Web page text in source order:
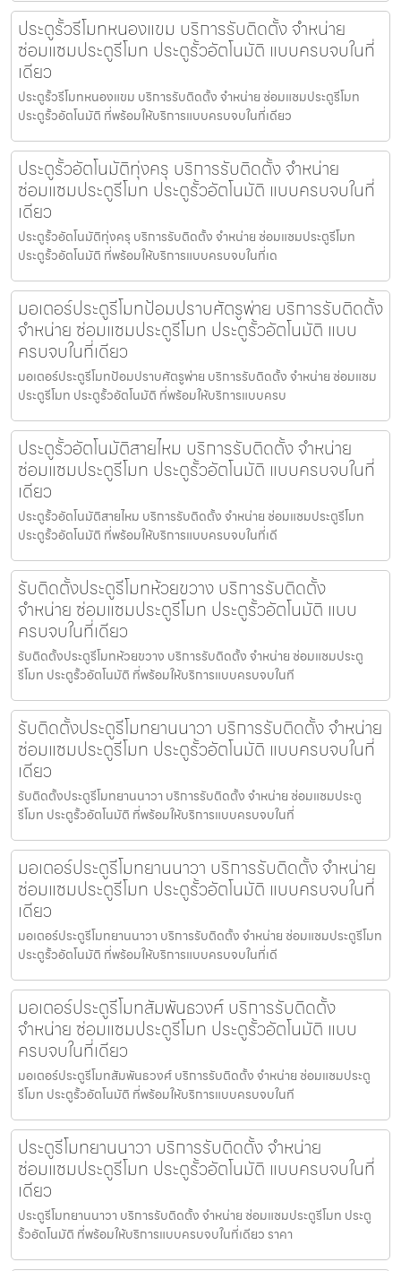
ประตูรั้วรีโมทหนองแขม บริการรับติดตั้ง จำหน่าย
ซ่อมแซมประตูรีโมท ประตูรั้วอัตโนมัติ แบบครบจบในที่
เดียว
ประตูรั้วรีโมทหนองแขม บริการรับติดตั้ง จำหน่าย ซ่อมแซมประตูรีโมท
ประตูรั้วอัตโนมัติ ที่พร้อมให้บริการแบบครบจบในที่เดียว
ประตูรั้วอัตโนมัติทุ่งครุ บริการรับติดตั้ง จำหน่าย
ซ่อมแซมประตูรีโมท ประตูรั้วอัตโนมัติ แบบครบจบในที่
เดียว
ประตูรั้วอัตโนมัติทุ่งครุ บริการรับติดตั้ง จำหน่าย ซ่อมแซมประตูรีโมท
ประตูรั้วอัตโนมัติ ที่พร้อมให้บริการแบบครบจบในที่เด
มอเตอร์ประตูรีโมทป้อมปราบศัตรูพ่าย บริการรับติดตั้ง
จำหน่าย ซ่อมแซมประตูรีโมท ประตูรั้วอัตโนมัติ แบบ
ครบจบในที่เดียว
มอเตอร์ประตูรีโมทป้อมปราบศัตรูพ่าย บริการรับติดตั้ง จำหน่าย ซ่อมแซม
ประตูรีโมท ประตูรั้วอัตโนมัติ ที่พร้อมให้บริการแบบครบ
ประตูรั้วอัตโนมัติสายไหม บริการรับติดตั้ง จำหน่าย
ซ่อมแซมประตูรีโมท ประตูรั้วอัตโนมัติ แบบครบจบในที่
เดียว
ประตูรั้วอัตโนมัติสายไหม บริการรับติดตั้ง จำหน่าย ซ่อมแซมประตูรีโมท
ประตูรั้วอัตโนมัติ ที่พร้อมให้บริการแบบครบจบในที่เดี
รับติดตั้งประตูรีโมทห้วยขวาง บริการรับติดตั้ง
จำหน่าย ซ่อมแซมประตูรีโมท ประตูรั้วอัตโนมัติ แบบ
ครบจบในที่เดียว
รับติดตั้งประตูรีโมทห้วยขวาง บริการรับติดตั้ง จำหน่าย ซ่อมแซมประตู
รีโมท ประตูรั้วอัตโนมัติ ที่พร้อมให้บริการแบบครบจบในที
รับติดตั้งประตูรีโมทยานนาวา บริการรับติดตั้ง จำหน่าย
ซ่อมแซมประตูรีโมท ประตูรั้วอัตโนมัติ แบบครบจบในที่
เดียว
รับติดตั้งประตูรีโมทยานนาวา บริการรับติดตั้ง จำหน่าย ซ่อมแซมประตู
รีโมท ประตูรั้วอัตโนมัติ ที่พร้อมให้บริการแบบครบจบในที่
มอเตอร์ประตูรีโมทยานนาวา บริการรับติดตั้ง จำหน่าย
ซ่อมแซมประตูรีโมท ประตูรั้วอัตโนมัติ แบบครบจบในที่
เดียว
มอเตอร์ประตูรีโมทยานนาวา บริการรับติดตั้ง จำหน่าย ซ่อมแซมประตูรีโมท
ประตูรั้วอัตโนมัติ ที่พร้อมให้บริการแบบครบจบในที่เดี
มอเตอร์ประตูรีโมทสัมพันธวงศ์ บริการรับติดตั้ง
จำหน่าย ซ่อมแซมประตูรีโมท ประตูรั้วอัตโนมัติ แบบ
ครบจบในที่เดียว
มอเตอร์ประตูรีโมทสัมพันธวงศ์ บริการรับติดตั้ง จำหน่าย ซ่อมแซมประตู
รีโมท ประตูรั้วอัตโนมัติ ที่พร้อมให้บริการแบบครบจบในที
ประตูรีโมทยานนาวา บริการรับติดตั้ง จำหน่าย
ซ่อมแซมประตูรีโมท ประตูรั้วอัตโนมัติ แบบครบจบในที่
เดียว
ประตูรีโมทยานนาวา บริการรับติดตั้ง จำหน่าย ซ่อมแซมประตูรีโมท ประตู
รั้วอัตโนมัติ ที่พร้อมให้บริการแบบครบจบในที่เดียว ราคา